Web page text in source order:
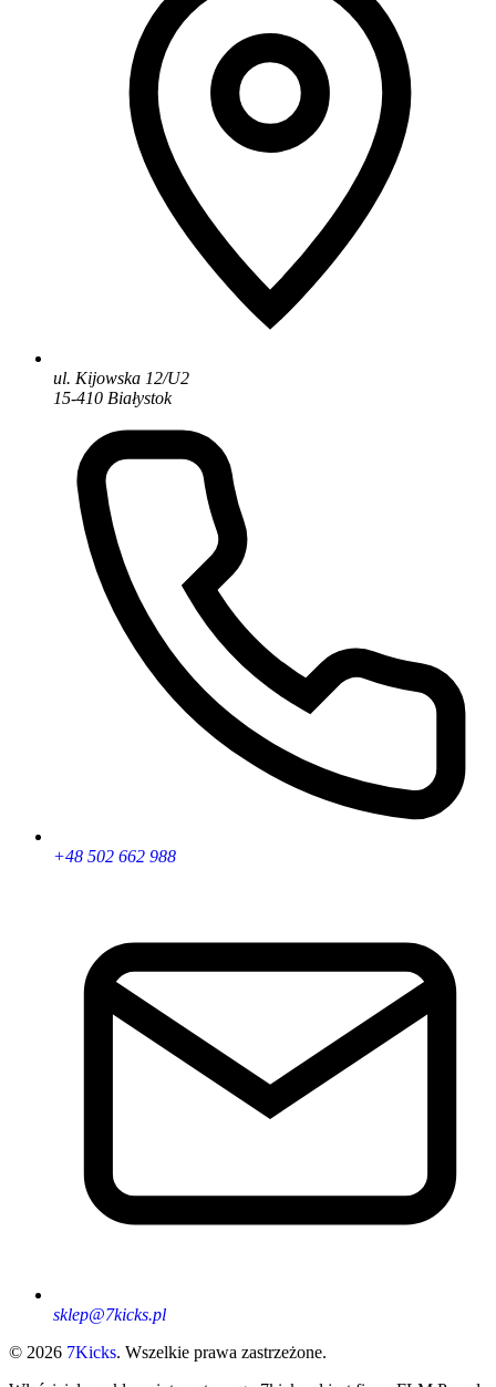
ul. Kijowska 12/U2
15-410 Białystok
+48 502 662 988
sklep@7kicks.pl
© 2026 7Kicks. Wszelkie prawa zastrzeżone.